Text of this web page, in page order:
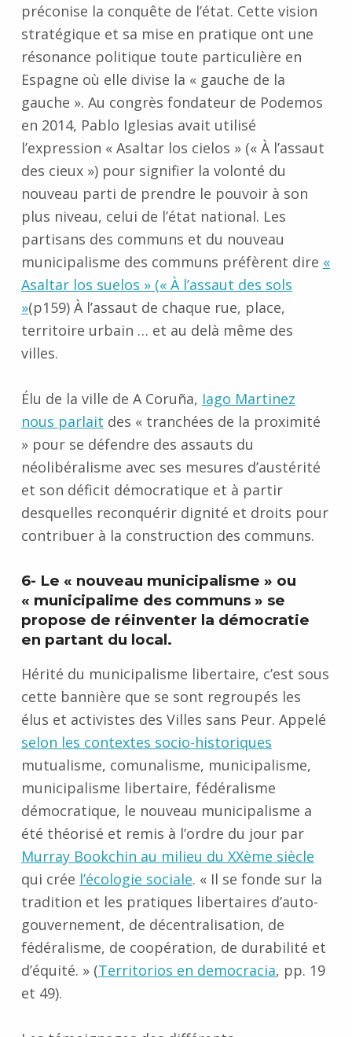
préconise la conquête de l’état. Cette vision
stratégique et sa mise en pratique ont une
résonance politique toute particulière en
Espagne où elle divise la « gauche de la
gauche ». Au congrès fondateur de Podemos
en 2014, Pablo Iglesias avait utilisé
l’expression « Asaltar los cielos » (« À l’assaut
des cieux ») pour signifier la volonté du
nouveau parti de prendre le pouvoir à son
plus niveau, celui de l’état national. Les
partisans des communs et du nouveau
municipalisme des communs préfèrent dire «
Asaltar los suelos » (« À l’assaut des sols
»(p159) À l’assaut de chaque rue, place,
territoire urbain … et au delà même des
villes.
Élu de la ville de A Coruña, Iago Martinez
nous parlait des « tranchées de la proximité
» pour se défendre des assauts du
néolibéralisme avec ses mesures d’austérité
et son déficit démocratique et à partir
desquelles reconquérir dignité et droits pour
contribuer à la construction des communs.
6- Le « nouveau municipalisme » ou
« municipalime des communs » se
propose de réinventer la démocratie
en partant du local.
Hérité du municipalisme libertaire, c’est sous
cette bannière que se sont regroupés les
élus et activistes des Villes sans Peur. Appelé
selon les contextes socio-historiques
mutualisme, comunalisme, municipalisme,
municipalisme libertaire, fédéralisme
démocratique, le nouveau municipalisme a
été théorisé et remis à l’ordre du jour par
Murray Bookchin au milieu du XXème siècle
qui crée l’écologie sociale. « Il se fonde sur la
tradition et les pratiques libertaires d’auto-
gouvernement, de décentralisation, de
fédéralisme, de coopération, de durabilité et
d’équité. » (Territorios en democracia, pp. 19
et 49).